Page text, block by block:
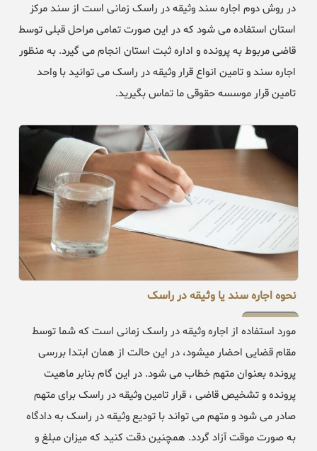
در روش دوم اجاره سند وثیقه در راسک زمانی است از سند مرکز
استان استفاده می شود که در این صورت تمامی مراحل قبلی توسط
قاضی مربوط به پرونده و اداره ثبت استان انجام می گیرد. به منظور
اجاره سند و تامین انواع قرار وثیقه در راسک می توانید با واحد
تامین قرار موسسه حقوقی ما تماس بگیرید.
نحوه اجاره سند یا وثیقه در راسک
مورد استفاده از اجاره وثیقه در راسک زمانی است که شما توسط
مقام قضایی احضار میشود، در این حالت از همان ابتدا بررسی
پرونده بعنوان متهم خطاب می شود. در این گام بنابر ماهیت
پرونده و تشخیص قاضی ، قرار تامین وثیقه در راسک برای متهم
صادر می شود و متهم می تواند با تودیع وثیقه در راسک به دادگاه
به صورت موقت آزاد گردد. همچنین دقت کنید که میزان مبلغ و